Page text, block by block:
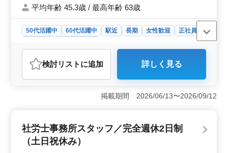
平均年齢 45.3歳 / 最高年齢 63歳
50代活躍中 60代活躍中 駅近 長期 女性歓迎
正社員
おすすめポイント
＜社労士事務所経験を活かせる業務内容＞ 労働保険・
雇用保険・健康保険などの各種保険手続きや給与計算業
験をそのまま活かせるお仕事です。これまで扱ってきた
＞ 事務所は天満橋駅から徒歩圏内にあります。駅から
歩いて通える距離にあり、交通費も支給するため、通勤
時間の負担を抑えやすい立地です。 ＜各種保険完備
検討リスト に追加 詳しく見る
掲載期間 2026/06/13〜2026/09/12
社労士事務所スタッフ／完全週休2日制
（土日祝休み）